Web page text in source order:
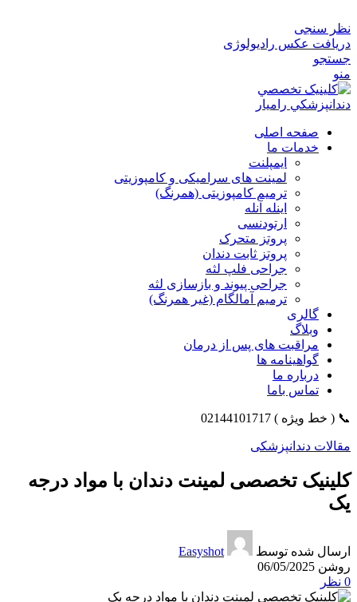
نظر سنجی
دریافت عکس رادیولوژی
جستجو
منو
صفحه اصلی
خدمات ما
ایمپلنت
لمینت های سرامیکی و کامپوزیتی
ترمیم کامپوزیتی (همرنگ)
اینله آنله
ارتودنسی
پروتز متحرک
پروتز ثابت دندان
جراحی فلپ لثه
جراحی پیوند و بازسازی لثه
ترمیم آمالگام (غیر همرنگ)
گالری
وبلاگ
مراقبت های پس از درمان
گواهینامه ها
درباره ما
تماس باما
📞 ( خط ویژه ) 02144101717
مقالات دندانپزشکی
کلینیک تخصصی لمینت دندان با مواد درجه
یک
ارسال شده توسط
Easyshot
روشن 06/05/2025
0 نظر